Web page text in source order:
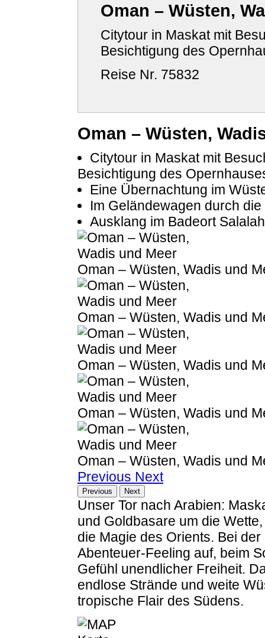
Oman – Wüsten,
Citytour in Maskat mit
Besichtigung des
Reise Nr. 75832
Oman – Wüsten,
Citytour in Maskat mit
Besichtigung des
Eine Übernachtung im
Im Geländewagen durch
Ausklang im Badeort Salalah
Oman – Wüsten, Wadis und
Oman – Wüsten, Wadis und
Oman – Wüsten, Wadis und
Oman – Wüsten, Wadis und
Oman – Wüsten, Wadis und
Previous Next
Previous Next
Unser Tor nach Arabien:
und Goldbasare um die
die Magie des Orients. Bei
Abenteuer-Feeling auf, beim
Gefühl unendlicher Freiheit.
endlose Strände und weite
tropische Flair des Südens.